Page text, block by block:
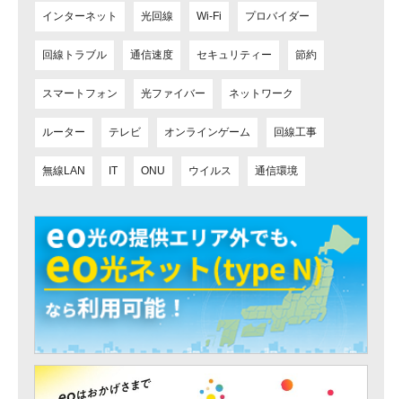
インターネット 光回線 Wi-Fi プロバイダー
回線トラブル 通信速度 セキュリティー 節約
スマートフォン 光ファイバー ネットワーク
ルーター テレビ オンラインゲーム 回線工事
無線LAN IT ONU ウイルス 通信環境